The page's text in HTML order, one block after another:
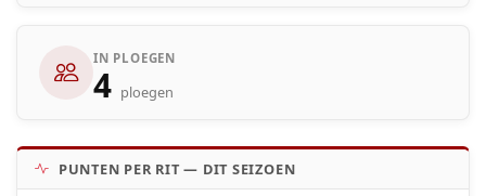
IN PLOEGEN
4 ploegen
PUNTEN PER RIT — DIT SEIZOEN